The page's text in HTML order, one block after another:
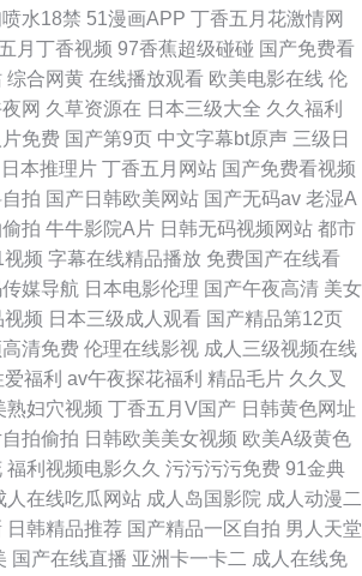
水18禁 51漫画APP 丁香五月花激情网
月丁香视频 97香蕉超级碰碰 国产免费看
综合网黄 在线播放观看 欧美电影在线 伦
网 久草资源在 日本三级大全 久久福利
片免费 国产第9页 中文字幕bt原声 三级日
日本推理片 丁香五月网站 国产免费看视频
拍 国产日韩欧美网站 国产无码av 老湿A
拍 牛牛影院A片 日韩无码视频网站 都市
视频 字幕在线精品播放 免费国产在线看
媒导航 日本电影伦理 国产午夜高清 美女
视频 日本三级成人观看 国产精品第12页
清免费 伦理在线影视 成人三级视频在线
福利 av午夜探花福利 精品毛片 久久叉
熟妇穴视频 丁香五月V国产 日韩黄色网址
拍偷拍 日韩欧美美女视频 欧美A级黄色
福利视频电影久久 污污污污免费 91金典
人在线吃瓜网站 成人岛国影院 成人动漫二
日韩精品推荐 国产精品一区自拍 男人天堂
国产在线直播 亚洲卡一卡二 成人在线免